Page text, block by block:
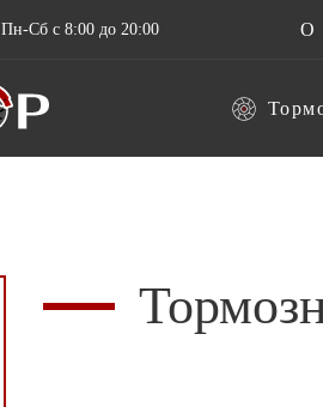
Пн-Сб с 8:00 до 20:00 О